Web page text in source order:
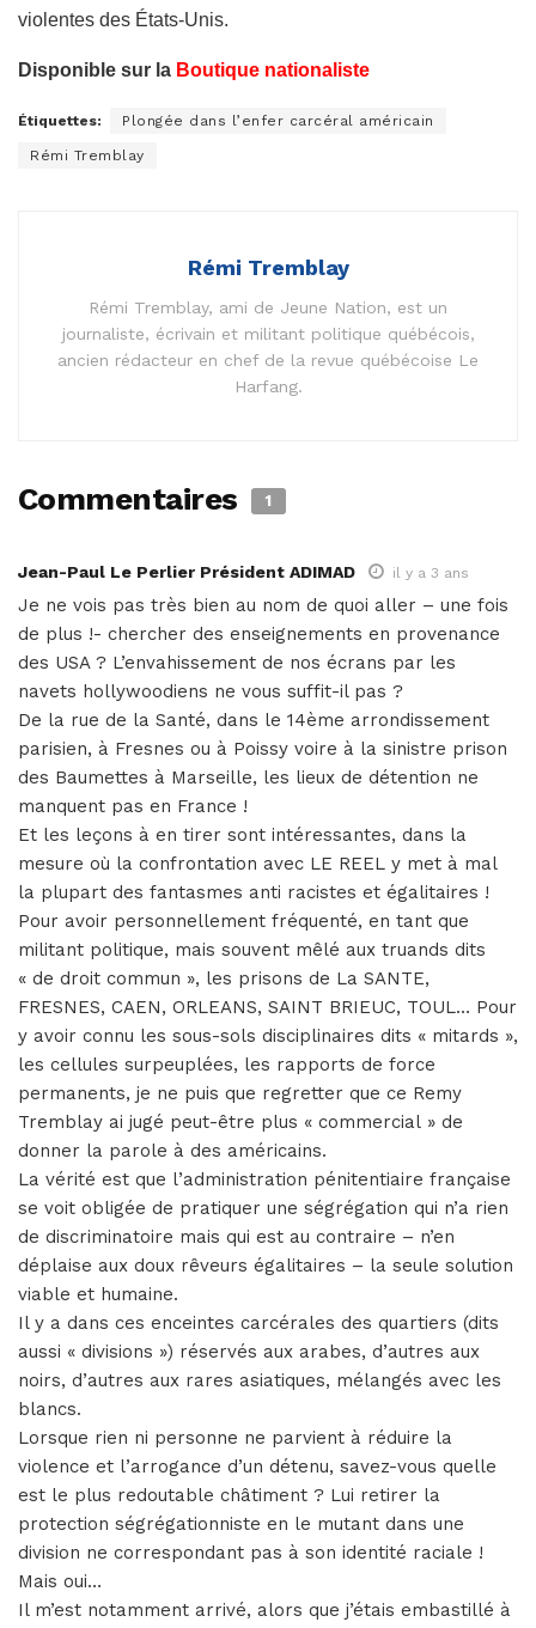
violentes des États-Unis.
Disponible sur la Boutique nationaliste
Étiquettes: Plongée dans l’enfer carcéral américain
Rémi Tremblay
Rémi Tremblay
Rémi Tremblay, ami de Jeune Nation, est un
journaliste, écrivain et militant politique québécois,
ancien rédacteur en chef de la revue québécoise Le
Harfang.
Commentaires 1
Jean-Paul Le Perlier Président ADIMAD il y a 3 ans
Je ne vois pas très bien au nom de quoi aller – une fois
de plus !- chercher des enseignements en provenance
des USA ? L’envahissement de nos écrans par les
navets hollywoodiens ne vous suffit-il pas ?
De la rue de la Santé, dans le 14ème arrondissement
parisien, à Fresnes ou à Poissy voire à la sinistre prison
des Baumettes à Marseille, les lieux de détention ne
manquent pas en France !
Et les leçons à en tirer sont intéressantes, dans la
mesure où la confrontation avec LE REEL y met à mal
la plupart des fantasmes anti racistes et égalitaires !
Pour avoir personnellement fréquenté, en tant que
militant politique, mais souvent mêlé aux truands dits
« de droit commun », les prisons de La SANTE,
FRESNES, CAEN, ORLEANS, SAINT BRIEUC, TOUL… Pour
y avoir connu les sous-sols disciplinaires dits « mitards »,
les cellules surpeuplées, les rapports de force
permanents, je ne puis que regretter que ce Remy
Tremblay ai jugé peut-être plus « commercial » de
donner la parole à des américains.
La vérité est que l’administration pénitentiaire française
se voit obligée de pratiquer une ségrégation qui n’a rien
de discriminatoire mais qui est au contraire – n’en
déplaise aux doux rêveurs égalitaires – la seule solution
viable et humaine.
Il y a dans ces enceintes carcérales des quartiers (dits
aussi « divisions ») réservés aux arabes, d’autres aux
noirs, d’autres aux rares asiatiques, mélangés avec les
blancs.
Lorsque rien ni personne ne parvient à réduire la
violence et l’arrogance d’un détenu, savez-vous quelle
est le plus redoutable châtiment ? Lui retirer la
protection ségrégationniste en le mutant dans une
division ne correspondant pas à son identité raciale !
Mais oui…
Il m’est notamment arrivé, alors que j’étais embastillé à